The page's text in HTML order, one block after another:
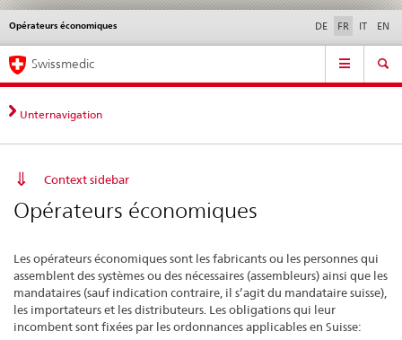
Navigation
directe:
actualités,
bases
contact
Actualités & Mises à
normes
Contact | Support &
aide
Opérateurs économiques DE FR IT EN
Service
Navigation
Swissmedic
Unternavigation
Context sidebar
Opérateurs économiques
Les opérateurs économiques sont les fabricants ou les personnes qui
assemblent des systèmes ou des nécessaires (assembleurs) ainsi que les
mandataires (sauf indication contraire, il s’agit du mandataire suisse),
les importateurs et les distributeurs. Les obligations qui leur
incombent sont fixées par les ordonnances applicables en Suisse: